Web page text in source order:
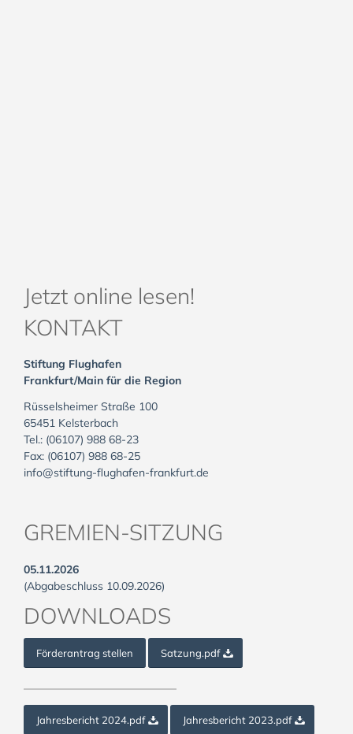
Jetzt online lesen!
KONTAKT
Stiftung Flughafen
Frankfurt/Main für die Region
Rüsselsheimer Straße 100
65451 Kelsterbach
Tel.: (06107) 988 68-23
Fax: (06107) 988 68-25
info@stiftung-flughafen-frankfurt.de
GREMIEN-SITZUNG
05.11.2026
(Abgabeschluss 10.09.2026)
DOWNLOADS
Förderantrag stellen Satzung.pdf
Jahresbericht 2024.pdf Jahresbericht 2023.pdf